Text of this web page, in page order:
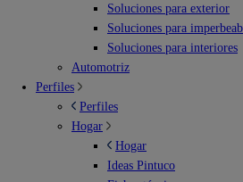
Soluciones para exterior
Soluciones para
Soluciones para interiores
Automotriz
Perfiles
Perfiles
Hogar
Hogar
Ideas Pintuco